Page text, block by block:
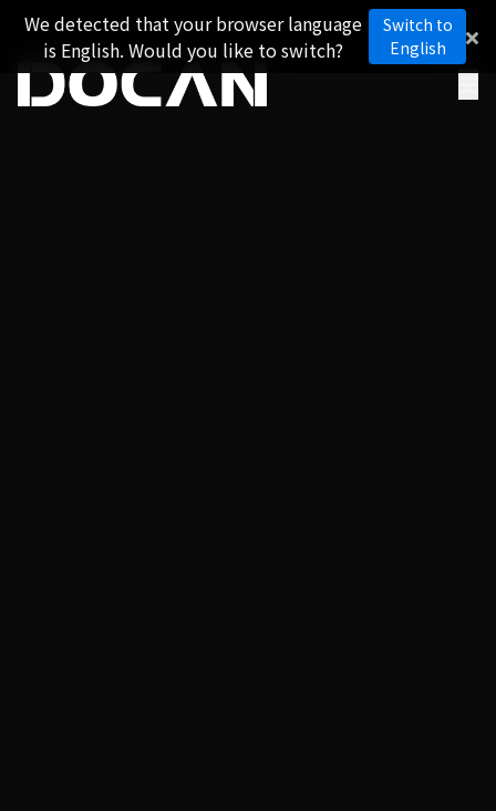
We detected that your browser language
is English. Would you like to switch?
Switch to
English